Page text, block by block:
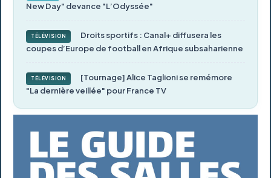
New Day" devance "L’Odyssée"
TÉLÉVISION
Droits sportifs : Canal+ diffusera les
coupes d’Europe de football en Afrique subsaharienne
TÉLÉVISION
[Tournage] Alice Taglioni se remémore
"La dernière veillée" pour France TV